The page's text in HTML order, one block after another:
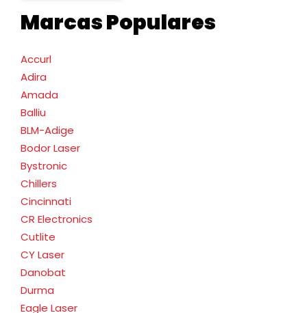
Marcas Populares
Accurl
Adira
Amada
Balliu
BLM-Adige
Bodor Laser
Bystronic
Chillers
Cincinnati
CR Electronics
Cutlite
CY Laser
Danobat
Durma
Eagle Laser